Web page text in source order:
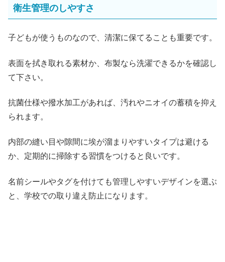
衛生管理のしやすさ
子どもが使うものなので、清潔に保てることも重要です。
表面を拭き取れる素材か、布製なら洗濯できるかを確認し
て下さい。
抗菌仕様や撥水加工があれば、汚れやニオイの蓄積を抑え
られます。
内部の縫い目や隙間に埃が溜まりやすいタイプは避ける
か、定期的に掃除する習慣をつけると良いです。
名前シールやタグを付けても管理しやすいデザインを選ぶ
と、学校での取り違え防止になります。